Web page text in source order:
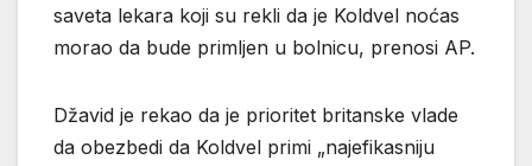
saveta lekara koji su rekli da je Koldvel noćas
morao da bude primljen u bolnicu, prenosi AP.
Džavid je rekao da je prioritet britanske vlade
da obezbedi da Koldvel primi „najefikasniju